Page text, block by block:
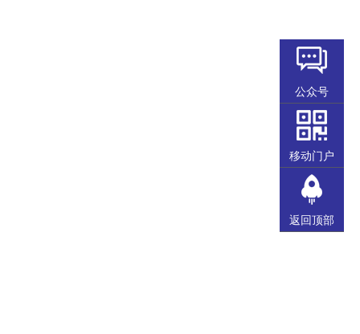
公众号
移动门户
返回顶部